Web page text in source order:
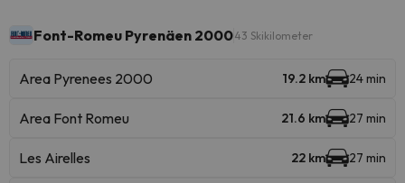
Font-Romeu Pyrenäen 200043 Skikilometer
Area Pyrenees 2000 19.2 km 24 min
Area Font Romeu 21.6 km 27 min
Les Airelles 22 km 27 min